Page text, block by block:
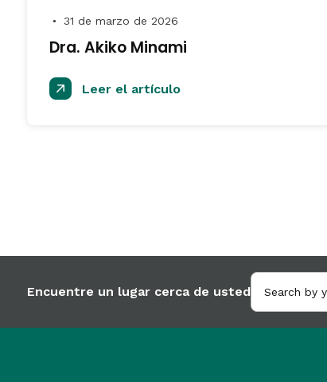
● 31 de marzo de 2026
Dra. Akiko Minami
Leer el artículo
Encuentre un lugar cerca de usted